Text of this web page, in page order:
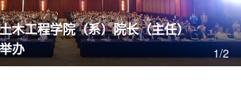
木工程学院（系）院长（主任）
办
1/2